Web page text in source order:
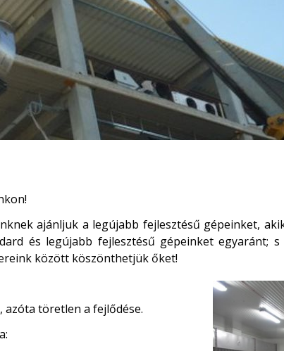
ajánljuk a legújabb fejlesztésű gépeinket,
és legújabb fejlesztésű gépeinket egyaránt;
között köszönthetjük őket!
azóta töretlen a fejlődése.